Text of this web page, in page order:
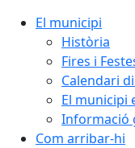
El municipi
Història
Fires i
Calendari
El municipi
Informació
Com arribar-hi